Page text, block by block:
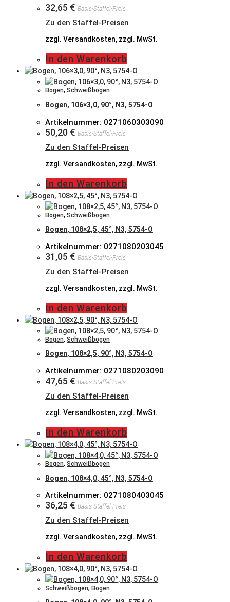
32,65 € Basis-Staffel-Preis
Zu den Staffel-Preisen
zzgl. Versandkosten, zzgl. MwSt.
In den Warenkorb
Bogen, Schweißbogen
Bogen, 106×3,0, 90°, N3, 5754-O
Artikelnummer: 0271060303090
50,20 € Basis-Staffel-Preis
Zu den Staffel-Preisen
zzgl. Versandkosten, zzgl. MwSt.
In den Warenkorb
Bogen, Schweißbogen
Bogen, 108×2,5, 45°, N3, 5754-O
Artikelnummer: 0271080203045
31,05 € Basis-Staffel-Preis
Zu den Staffel-Preisen
zzgl. Versandkosten, zzgl. MwSt.
In den Warenkorb
Bogen, Schweißbogen
Bogen, 108×2,5, 90°, N3, 5754-O
Artikelnummer: 0271080203090
47,65 € Basis-Staffel-Preis
Zu den Staffel-Preisen
zzgl. Versandkosten, zzgl. MwSt.
In den Warenkorb
Bogen, Schweißbogen
Bogen, 108×4,0, 45°, N3, 5754-O
Artikelnummer: 0271080403045
36,25 € Basis-Staffel-Preis
Zu den Staffel-Preisen
zzgl. Versandkosten, zzgl. MwSt.
In den Warenkorb
Schweißbogen, Bogen